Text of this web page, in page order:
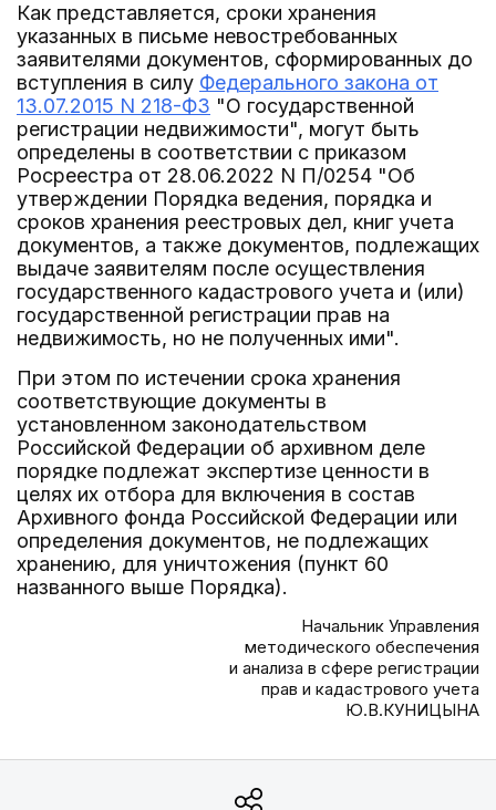
Как представляется, сроки хранения
указанных в письме невостребованных
заявителями документов, сформированных до
вступления в силу Федерального закона от
13.07.2015 N 218-ФЗ "О государственной
регистрации недвижимости", могут быть
определены в соответствии с приказом
Росреестра от 28.06.2022 N П/0254 "Об
утверждении Порядка ведения, порядка и
сроков хранения реестровых дел, книг учета
документов, а также документов, подлежащих
выдаче заявителям после осуществления
государственного кадастрового учета и (или)
государственной регистрации прав на
недвижимость, но не полученных ими".
При этом по истечении срока хранения
соответствующие документы в
установленном законодательством
Российской Федерации об архивном деле
порядке подлежат экспертизе ценности в
целях их отбора для включения в состав
Архивного фонда Российской Федерации или
определения документов, не подлежащих
хранению, для уничтожения (пункт 60
названного выше Порядка).
Начальник Управления
методического обеспечения
и анализа в сфере регистрации
прав и кадастрового учета
Ю.В.КУНИЦЫНА